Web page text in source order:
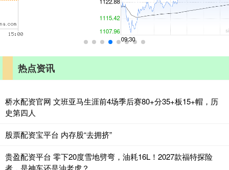
热点资讯
桥水配资官网 文班亚马生涯前4场季后赛80+分35+板15+帽，历
史第四人
股票配资宝平台 内存股“去拥挤”
贵盈配资平台 零下20度雪地劈弯，油耗16L！2027款福特探险
者，是神车还是油老虎？